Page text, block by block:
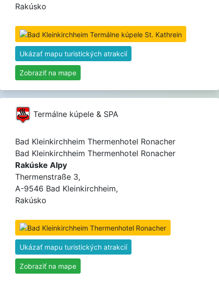
Rakúsko
Ukázať mapu turistických atrakcií
Zobraziť na mape
Termálne kúpele & SPA
Bad Kleinkirchheim Thermenhotel Ronacher
Bad Kleinkirchheim Thermenhotel Ronacher
Rakúske Alpy
Thermenstraße 3,
A-9546 Bad Kleinkirchheim,
Rakúsko
Ukázať mapu turistických atrakcií
Zobraziť na mape